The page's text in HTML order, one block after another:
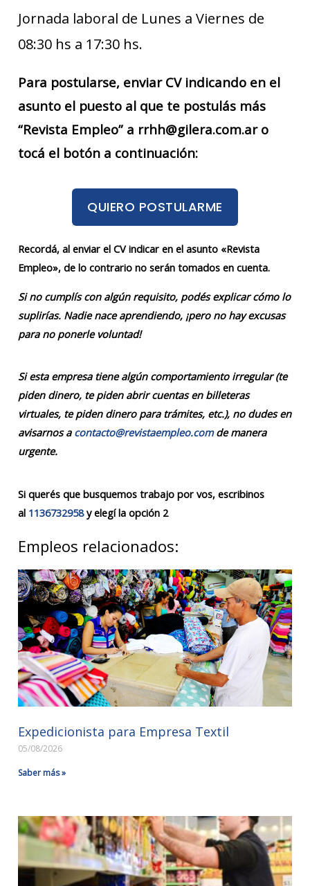
Jornada laboral de Lunes a Viernes de
08:30 hs a 17:30 hs.
Para postularse, enviar CV indicando en el
asunto el puesto al que te postulás más
“Revista Empleo” a rrhh@gilera.com.ar o
tocá el botón a continuación:
QUIERO POSTULARME
Recordá, al enviar el CV indicar en el asunto «Revista
Empleo», de lo contrario no serán tomados en cuenta.
Si no cumplís con algún requisito, podés explicar cómo lo
suplirías. Nadie nace aprendiendo, ¡pero no hay excusas
para no ponerle voluntad!
Si esta empresa tiene algún comportamiento irregular (te
piden dinero, te piden abrir cuentas en billeteras
virtuales, te piden dinero para trámites, etc.), no dudes en
avisarnos a contacto@revistaempleo.comde manera
urgente.
Si querés que busquemos trabajo por vos, escribinos
al 1136732958y elegí la opción 2
Empleos relacionados:
Expedicionista para Empresa Textil
05/08/2026
Saber más »